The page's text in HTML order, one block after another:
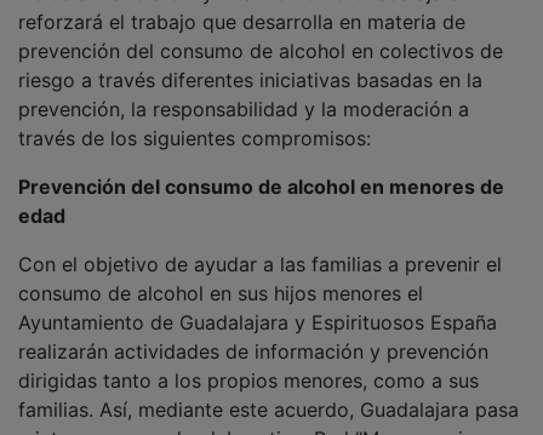
prevención del consumo de alcohol en colectivos de
riesgo a través diferentes iniciativas basadas en la
prevención, la responsabilidad y la moderación a
través de los siguientes compromisos:
edad
consumo de alcohol en sus hijos menores el
Ayuntamiento de Guadalajara y Espirituosos España
realizarán actividades de información y prevención
dirigidas tanto a los propios menores, como a sus
familias. Así, mediante este acuerdo, Guadalajara pasa
a integrar una red colaborativa, Red “Menores ni una